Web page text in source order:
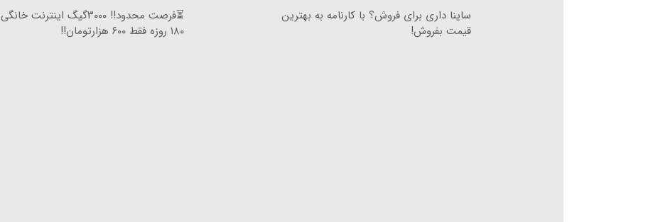
ساینا داری برای فروش؟ با کارنامه به بهترین
قیمت بفروش!
⏳فرصت محدود!! ۳۰۰۰گیگ اینترنت خانگی
۱۸۰ روزه فقط ۶۰۰ هزارتومان!!